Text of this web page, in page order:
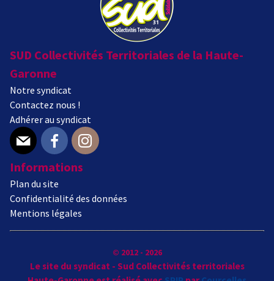
SUD Collectivités Territoriales de la Haute-
Garonne
Notre syndicat
Contactez nous !
Adhérer au syndicat
E-mail Facebook
Informations
Plan du site
Confidentialité des données
Mentions légales
© 2012 - 2026
Le site du syndicat - Sud Collectivités territoriales